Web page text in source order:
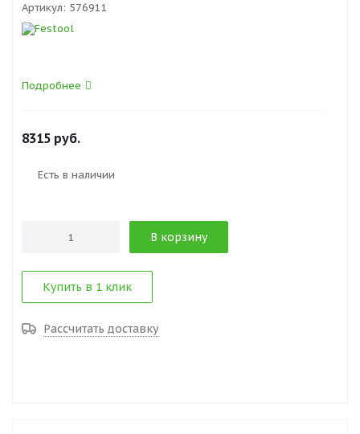
Артикул: 576911
Подробнее
8315 руб.
Есть в наличии
В корзину
Купить в 1 клик
Рассчитать доставку